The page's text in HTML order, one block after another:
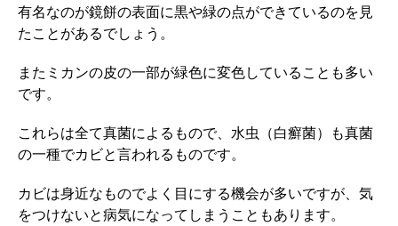
有名なのが鏡餅の表面に黒や緑の点ができているのを見
たことがあるでしょう。
またミカンの皮の一部が緑色に変色していることも多い
です。
これらは全て真菌によるもので、水虫（白癬菌）も真菌
の一種でカビと言われるものです。
カビは身近なものでよく目にする機会が多いですが、気
をつけないと病気になってしまうこともあります。